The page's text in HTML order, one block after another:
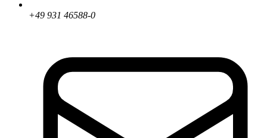
+49 931 46588-0